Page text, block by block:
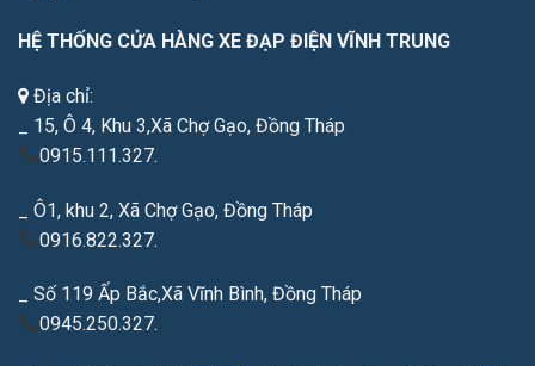
HỆ THỐNG CỬA HÀNG XE ĐẠP ĐIỆN VĨNH TRUNG
Địa chỉ:
_ 15, Ô 4, Khu 3,Xã Chợ Gạo, Đồng Tháp
0915.111.327.
_ Ô1, khu 2, Xã Chợ Gạo, Đồng Tháp
0916.822.327.
_ Số 119 Ấp Bắc,Xã Vĩnh Bình, Đồng Tháp
0945.250.327.